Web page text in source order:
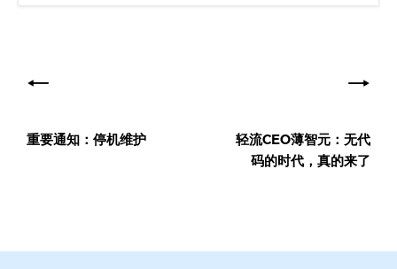
章
导重要通知：停机维护
轻流CEO薄智元：无代
码的时代，真的来了